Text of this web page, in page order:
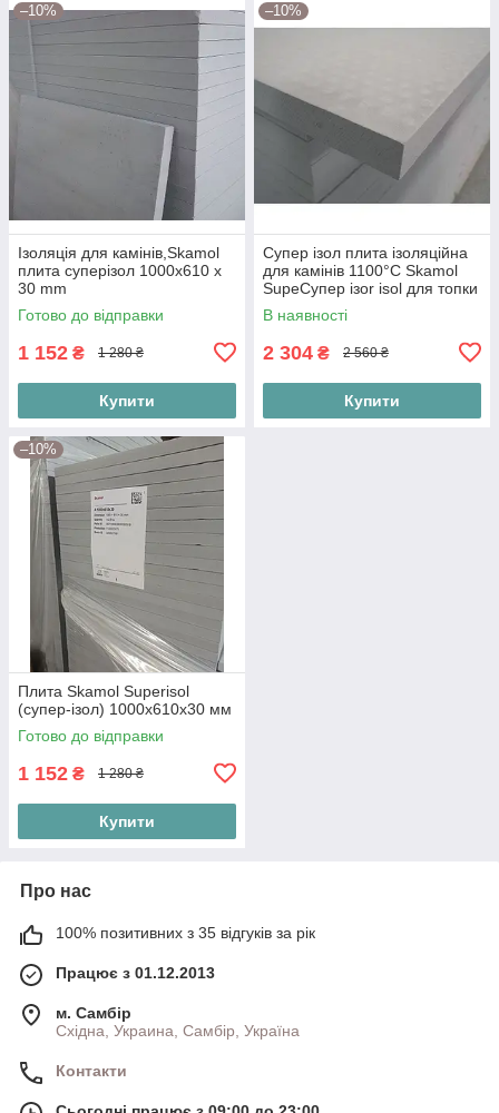
–10%
Ізоляція для камінів,Skamol
плита суперізол 1000х610 x
30 mm
Готово до відправки
1 152 ₴ 1 280 ₴
Купити
–10%
Супер ізол плита ізоляційна
для камінів 1100°С Skamol
SupeСупер ізоr isol для топки
1000х1220х30мм негорюча
плита Данія 225(кг/м3)
В наявності
2 304 ₴ 2 560 ₴
Купити
–10%
Плита Skamol Superisol
(супер-ізол) 1000х610х30 мм
Готово до відправки
1 152 ₴ 1 280 ₴
Купити
Про нас
100% позитивних з 35 відгуків за рік
Працює з 01.12.2013
м. Самбір
Східна, Украина, Самбір, Україна
Контакти